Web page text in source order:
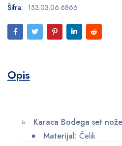
Šifra: 153.03.06.6866
Opis
Karaca Bodega set
Materijal: Čelik